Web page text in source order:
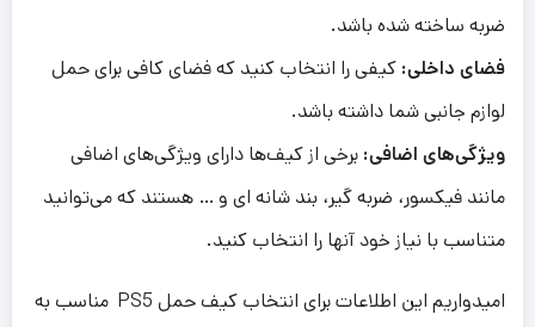
ضربه ساخته شده باشد.
فضای داخلی: کیفی را انتخاب کنید که فضای کافی برای حمل
لوازم جانبی شما داشته باشد.
ویژگی‌های اضافی: برخی از کیف‌ها دارای ویژگی‌های اضافی
مانند فیکسور، ضربه گیر، بند شانه ای و … هستند که می‌توانید
متناسب با نیاز خود آنها را انتخاب کنید.
امیدواریم این اطلاعات برای انتخاب کیف حمل PS5 مناسب به